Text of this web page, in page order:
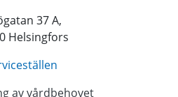
37 A,
Helsingfors
av vårdbehovet